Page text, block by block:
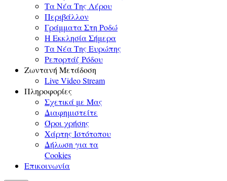
Τα Νέα Της Λέρου
Περιβάλλον
Γράμματα Στη Ροδώ
Η Εκκλησία Σήμερα
Τα Νέα Της Ευρώπης
Ρεπορτάζ Ρόδου
Ζωντανή Μετάδοση
Live Video Stream
Πληροφορίες
Σχετικά με Μας
Διαφημιστείτε
Όροι χρήσης
Χάρτης Ιστότοπου
Δήλωση για τα
Cookies
Επικοινωνία